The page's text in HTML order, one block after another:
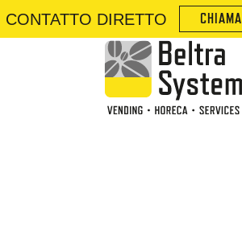
CONTATTO DIRETTO CHIAMA